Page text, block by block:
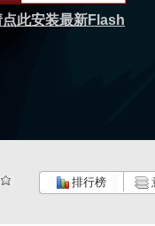
点此安装最新Flash
排行榜